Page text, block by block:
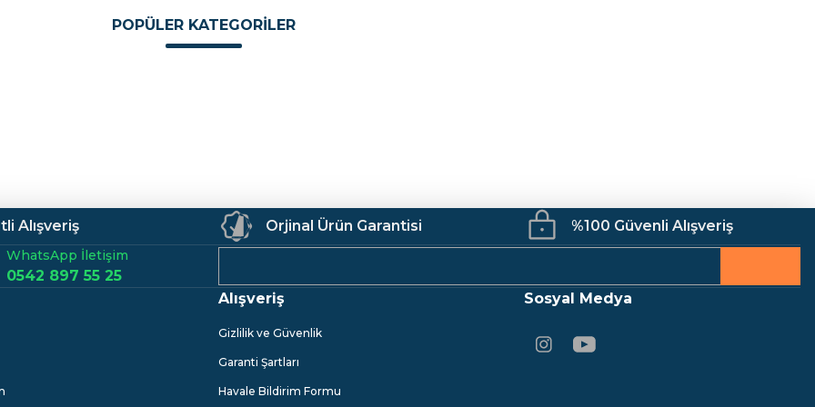
Bu ürüne ilk yorumu siz yapın!
Ürün hakkında henüz soru sorulmamış.
Gönder
Sitemize ilk yorumu siz yapın!
POPÜLER KATEGORİLER
Alışveriş Orjinal Ürün Garantisi %100 Güvenli Alışveriş
WhatsApp İletişim
0542 897 55 25
Alışveriş
Gizlilik ve Güvenlik
Garanti Şartları
Havale Bildirim Formu
Sosyal Medya